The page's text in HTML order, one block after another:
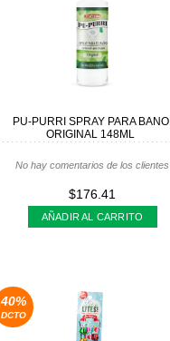
PU-PURRI SPRAY PARA BANO
ORIGINAL 148ML
No hay comentarios de los clientes
$176.41
AÑADIR AL CARRITO
40%
DCTO